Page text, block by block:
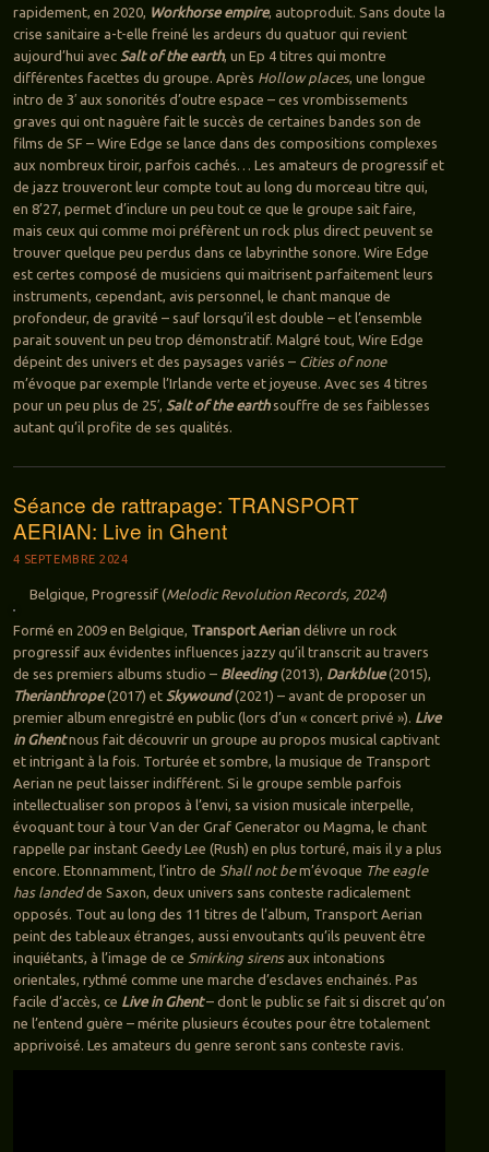
rapidement, en 2020, Workhorse empire, autoproduit. Sans doute la
crise sanitaire a-t-elle freiné les ardeurs du quatuor qui revient
aujourd’hui avec Salt of the earth, un Ep 4 titres qui montre
différentes facettes du groupe. Après Hollow places, une longue
intro de 3′ aux sonorités d’outre espace – ces vrombissements
graves qui ont naguère fait le succès de certaines bandes son de
films de SF – Wire Edge se lance dans des compositions complexes
aux nombreux tiroir, parfois cachés… Les amateurs de progressif et
de jazz trouveront leur compte tout au long du morceau titre qui,
en 8’27, permet d’inclure un peu tout ce que le groupe sait faire,
mais ceux qui comme moi préfèrent un rock plus direct peuvent se
trouver quelque peu perdus dans ce labyrinthe sonore. Wire Edge
est certes composé de musiciens qui maitrisent parfaitement leurs
instruments, cependant, avis personnel, le chant manque de
profondeur, de gravité – sauf lorsqu’il est double – et l’ensemble
parait souvent un peu trop démonstratif. Malgré tout, Wire Edge
dépeint des univers et des paysages variés – Cities of none
m’évoque par exemple l’Irlande verte et joyeuse. Avec ses 4 titres
pour un peu plus de 25′, Salt of the earthsouffre de ses faiblesses
autant qu’il profite de ses qualités.
Séance de rattrapage: TRANSPORT
AERIAN: Live in Ghent
4 SEPTEMBRE 2024
Belgique, Progressif (Melodic Revolution Records, 2024)
Formé en 2009 en Belgique, Transport Aeriandélivre un rock
progressif aux évidentes influences jazzy qu’il transcrit au travers
de ses premiers albums studio – Bleeding(2013), Darkblue(2015),
Therianthrope(2017) et Skywound(2021) – avant de proposer un
premier album enregistré en public (lors d’un « concert privé »). Live
in Ghentnous fait découvrir un groupe au propos musical captivant
et intrigant à la fois. Torturée et sombre, la musique de Transport
Aerian ne peut laisser indifférent. Si le groupe semble parfois
intellectualiser son propos à l’envi, sa vision musicale interpelle,
évoquant tour à tour Van der Graf Generator ou Magma, le chant
rappelle par instant Geedy Lee (Rush) en plus torturé, mais il y a plus
encore. Etonnamment, l’intro de Shall not bem’évoque The eagle
has landedde Saxon, deux univers sans conteste radicalement
opposés. Tout au long des 11 titres de l’album, Transport Aerian
peint des tableaux étranges, aussi envoutants qu’ils peuvent être
inquiétants, à l’image de ce Smirking sirensaux intonations
orientales, rythmé comme une marche d’esclaves enchainés. Pas
facile d’accès, ce Live in Ghent– dont le public se fait si discret qu’on
ne l’entend guère – mérite plusieurs écoutes pour être totalement
apprivoisé. Les amateurs du genre seront sans conteste ravis.